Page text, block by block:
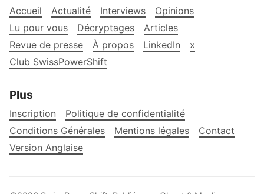
Accueil Actualité Interviews
Opinions
Lu pour vous
Décryptages
Articles
Revue de presse
À propos LinkedIn
x
Club SwissPowerShift
Plus
Inscription
Politique de confidentialité
Conditions Générales
Mentions légales
Contact
Version Anglaise